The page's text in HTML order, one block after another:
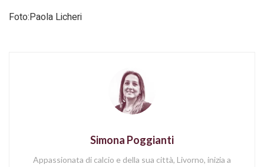
Foto:Paola Licheri
Simona Poggianti
Appassionata di calcio e della sua città, Livorno, inizia a